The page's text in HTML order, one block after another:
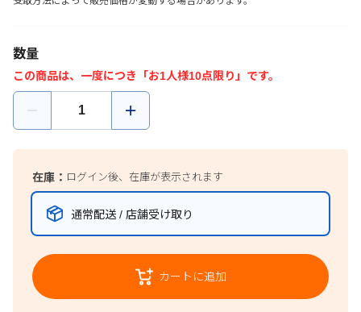
数量
この商品は、一度につき「お1人様10点限り」です。
在庫： ログイン後、在庫が表示されます
通常配送 / 店舗受け取り
カートに追加